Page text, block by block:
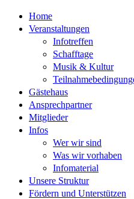
Home
Veranstaltungen
Infotreffen
Schafftage
Musik & Kultur
Gästehaus
Ansprechpartner
Mitglieder
Infos
Wer wir sind
Was wir vorhaben
Infomaterial
Unsere Struktur
Fördern und Unterstützen